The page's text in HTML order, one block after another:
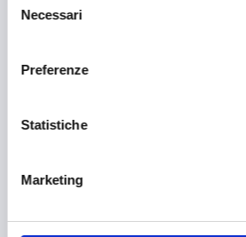
delNecessari
Preferenze
Statistiche
Marketing
Libro e lettura